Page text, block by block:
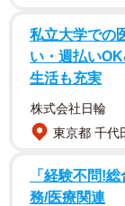
「政冷経熱」
米中間の対立構
間の競争の中で
層強化する傾向
リスク回避や「
私立大学での
い・週払い
生活も充実
株式会社日輪
東京都 千代
「経験不問!
務/医療関連